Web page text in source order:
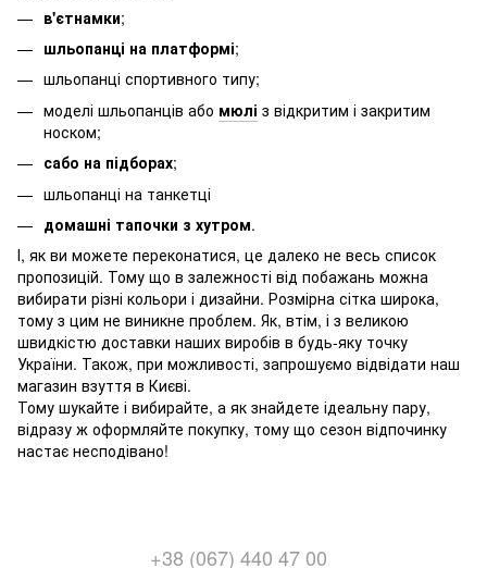
в'єтнамки;
шльопанці на платформі;
шльопанці спортивного типу;
моделі шльопанців або мюлі з відкритим і закритим
носком;
сабо на підборах;
шльопанці на танкетці
домашні тапочки з хутром.
І, як ви можете переконатися, це далеко не весь список
пропозицій. Тому що в залежності від побажань можна
вибирати різні кольори і дизайни. Розмірна сітка широка,
тому з цим не виникне проблем. Як, втім, і з великою
швидкістю доставки наших виробів в будь-яку точку
України. Також, при можливості, запрошуємо відвідати наш
магазин взуття в Києві.
Тому шукайте і вибирайте, а як знайдете ідеальну пару,
відразу ж оформляйте покупку, тому що сезон відпочинку
настає несподівано!
+38 (067) 440 47 00